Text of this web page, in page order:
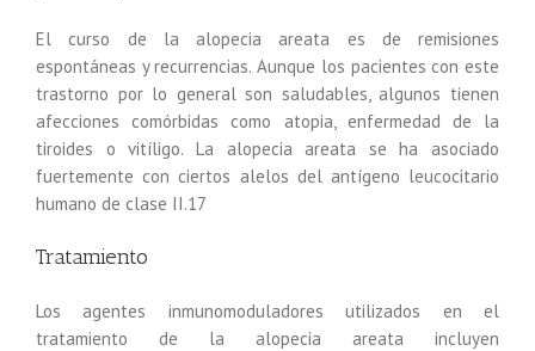
El curso de la alopecia areata es de remisiones
espontáneas y recurrencias. Aunque los pacientes con este
trastorno por lo general son saludables, algunos tienen
afecciones comórbidas como atopia, enfermedad de la
tiroides o vitíligo. La alopecia areata se ha asociado
fuertemente con ciertos alelos del antígeno leucocitario
humano de clase II.17
Tratamiento
Los agentes inmunomoduladores utilizados en el
tratamiento de la alopecia areata incluyen